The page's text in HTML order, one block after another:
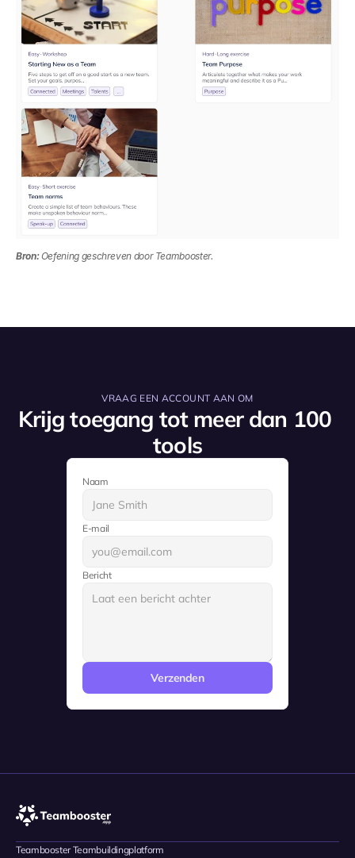
Bron: Oefening geschreven door Teambooster.
VRAAG EEN ACCOUNT AAN OM
Krijg toegang tot meer dan 100
tools
Naam
E-mail
Bericht
Verzenden
Teambooster Teambuildingplatform